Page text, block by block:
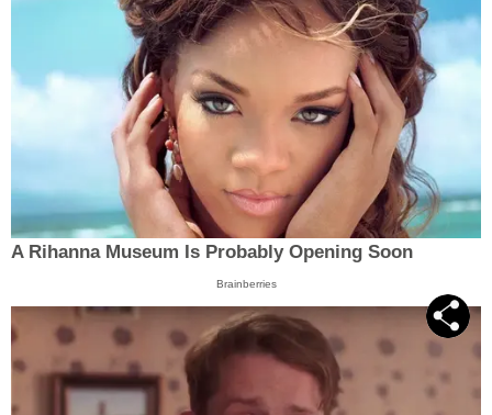
A Rihanna Museum Is Probably Opening Soon
Brainberries